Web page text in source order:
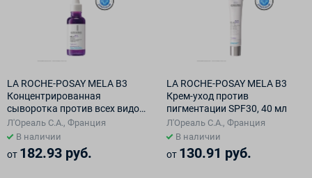
LA ROCHE-POSAY MELA B3
Концентрированная
сыворотка против всех видов
пигментации, 30 мл
Л'Ореаль С.А., Франция
В наличии
от 182.93 руб.
LA ROCHE-POSAY MELA B3
Крем-уход против
пигментации SPF30, 40 мл
Л'Ореаль С.А., Франция
В наличии
от 130.91 руб.